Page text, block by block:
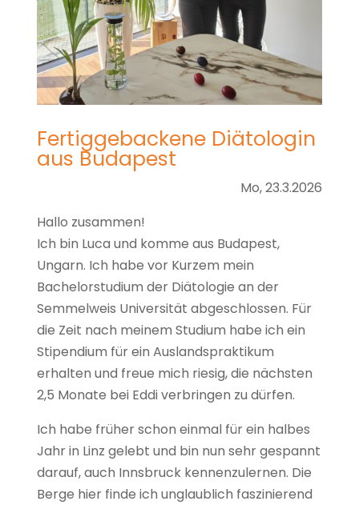
Fertiggebackene Diätologin
aus Budapest
Mo, 23.3.2026
Hallo zusammen!
Ich bin Luca und komme aus Budapest,
Ungarn. Ich habe vor Kurzem mein
Bachelorstudium der Diätologie an der
Semmelweis Universität abgeschlossen. Für
die Zeit nach meinem Studium habe ich ein
Stipendium für ein Auslandspraktikum
erhalten und freue mich riesig, die nächsten
2,5 Monate bei Eddi verbringen zu dürfen.
Ich habe früher schon einmal für ein halbes
Jahr in Linz gelebt und bin nun sehr gespannt
darauf, auch Innsbruck kennenzulernen. Die
Berge hier finde ich unglaublich faszinierend